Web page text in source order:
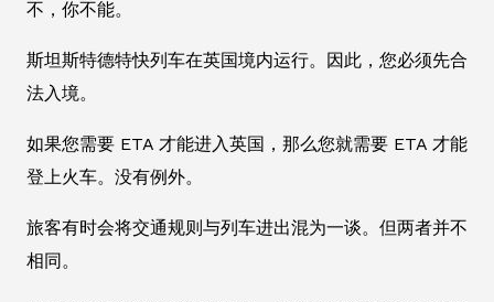
不，你不能。
斯坦斯特德特快列车在英国境内运行。因此，您必须先合
法入境。
如果您需要 ETA 才能进入英国，那么您就需要 ETA 才能
登上火车。没有例外。
旅客有时会将交通规则与列车进出混为一谈。但两者并不
相同。